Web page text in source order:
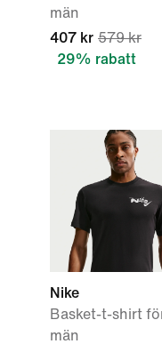
män
407 kr 579 kr
29% rabatt
Nike
Basket-t-shirt
män